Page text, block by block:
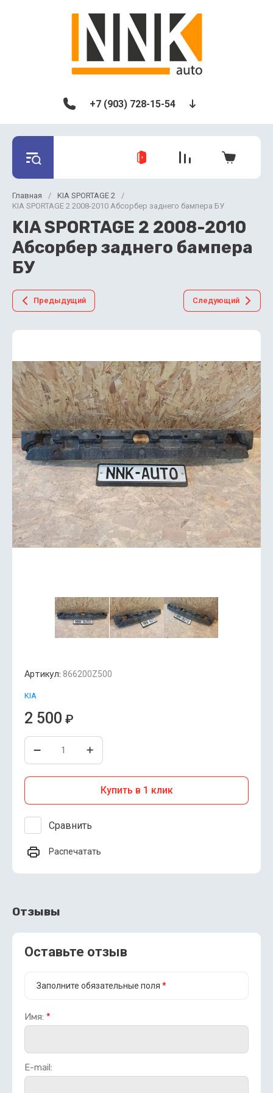
+7 (903) 728-15-54
Главная / KIA SPORTAGE 2
/
KIA SPORTAGE 2 2008-2010 Абсорбер заднего бампера БУ
KIA SPORTAGE 2 2008-2010
Абсорбер заднего бампера
БУ
Предыдущий Следующий
Артикул: 866200Z500
KIA
2 500 ₽
Купить в 1 клик
Сравнить
Распечатать
Отзывы
Оставьте отзыв
Заполните обязательные поля *
Имя: *
E-mail: